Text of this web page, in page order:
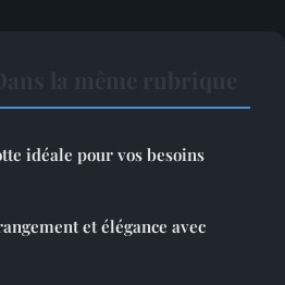
idéale pour vos besoins
et élégance avec